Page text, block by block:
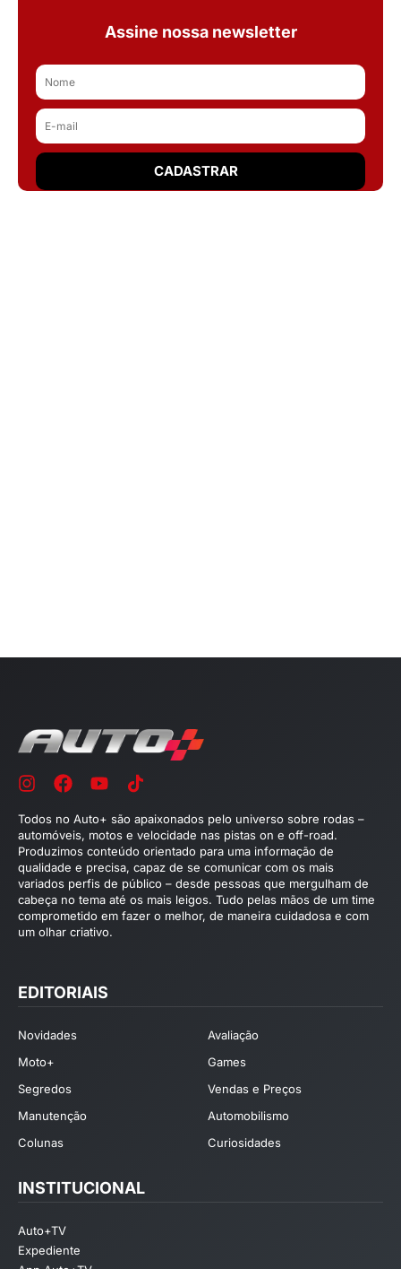
Assine nossa newsletter
Todos no Auto+ são apaixonados pelo universo sobre rodas –
automóveis, motos e velocidade nas pistas on e off-road.
Produzimos conteúdo orientado para uma informação de
qualidade e precisa, capaz de se comunicar com os mais
variados perfis de público – desde pessoas que mergulham de
cabeça no tema até os mais leigos. Tudo pelas mãos de um time
comprometido em fazer o melhor, de maneira cuidadosa e com
um olhar criativo.
EDITORIAIS
Novidades
Avaliação
Moto+
Games
Segredos
Vendas e Preços
Manutenção
Automobilismo
Colunas
Curiosidades
INSTITUCIONAL
Auto+TV
Expediente